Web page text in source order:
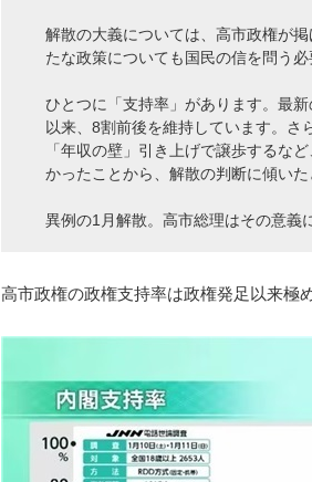
解散の大義については、高市政権が
たな政策についても国⺠の信を問う
ひとつに「支持率」があります。最
以来、8割前後を維持しています。
「年収の壁」引き上げで譲歩するな
かったことから、解散の判断に傾い
異例の1月解散。高市総理はその意義
高市政権の政権支持率は政権発足以来極